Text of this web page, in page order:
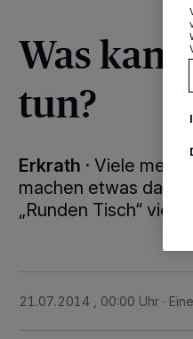
Was
tun?
Erkrath · Viele
machen etwas
„Runden Tisch“
21.07.2014 , 00:00 Uhr